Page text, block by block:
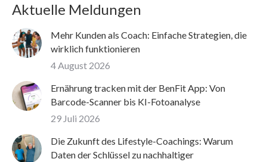
Aktuelle Meldungen
Mehr Kunden als Coach: Einfache Strategien, die
wirklich funktionieren
4 August 2026
Ernährung tracken mit der BenFit App: Von
Barcode-Scanner bis KI-Fotoanalyse
29 Juli 2026
Die Zukunft des Lifestyle-Coachings: Warum
Daten der Schlüssel zu nachhaltiger